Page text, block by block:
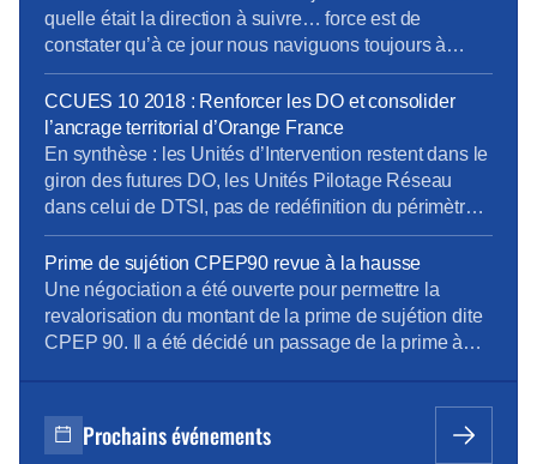
l’écart des relations sociales. Déjà […]
quelle était la direction à suivre… force est de
constater qu’à ce jour nous naviguons toujours à
vue… dans une mer agitée ! Modèle de Vente pas si
modèle ! Penser le changement plutôt que de
changer le pansement ! Envie d’en savoir davantage
? […]
CCUES 10 2018 : Renforcer les DO et consolider
l’ancrage territorial d’Orange France
En synthèse : les Unités d’Intervention restent dans le
giron des futures DO, les Unités Pilotage Réseau
dans celui de DTSI, pas de redéfinition du périmètre
ou du rattachement des Unités Opérationnelles et pas
de regroupement entre UO (rattachement à la DO
cible), les Directions Régionales restent rattachées au
DO sans évolution. Principes de ces futures […]
Prime de sujétion CPEP90 revue à la hausse
Une négociation a été ouverte pour permettre la
revalorisation du montant de la prime de sujétion dite
CPEP 90. Il a été décidé un passage de la prime à
du mois de septembre. Cette prime de sujétion
reconnaît et […]
Prochains événements